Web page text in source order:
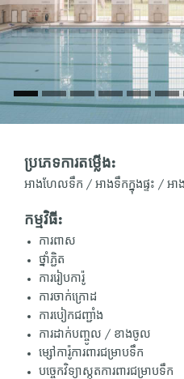
ប្រភេទការតម្លើង:
អាងហែលទឹក / អាងទឹកក្នុងផ្ទះ / អ
កម្មវិធី:
ការពាស
ថ្នាំភ្ជិត
ការរៀបការ៉ូ
ការចាក់ក្រោដ
ការបៀកជញ្ជាំង
ការដាក់បញ្ចូល / ខាងចូល
ម្សៅការ៉ូការពារជម្រាបទឹក
បច្ចេកវិទ្យាស្កុតការពារជម្រាបទឹក